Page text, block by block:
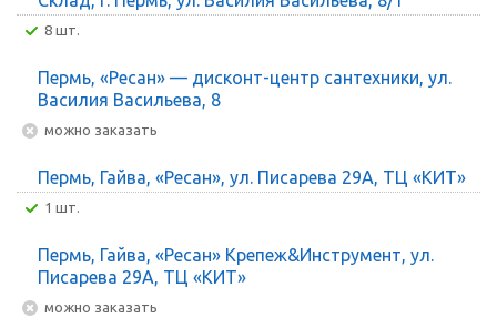
8 шт.
Пермь, «Ресан» — дисконт-центр сантехники, ул.
Василия Васильева, 8
Можно заказать
Пермь, Гайва, «Ресан», ул. Писарева 29А, ТЦ «КИТ»
1 шт.
Пермь, Гайва, «Ресан» Крепеж&Инструмент, ул.
Писарева 29А, ТЦ «КИТ»
Можно заказать